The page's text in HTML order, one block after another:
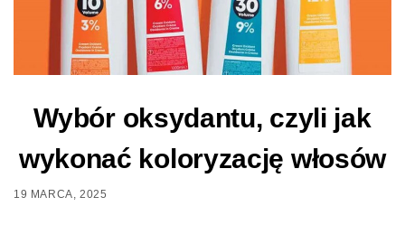
Wybór oksydantu, czyli jak
wykonać koloryzację włosów
19 MARCA, 2025